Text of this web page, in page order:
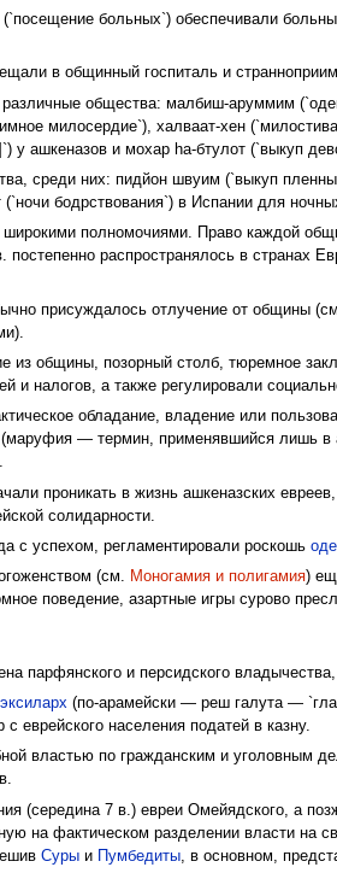
(`посещение больных`) обеспечивали
в общинный госпиталь и
общества: малбиш-аруммим
милосердие`), халваат-хен
у ашкеназов и мохар hа-бтулот (`выкуп
среди них: пидйон швуим (`выкуп
бодрствования`) в Испании для
полномочиями. Право каждой
постепенно распространялось в странах
присуждалось отлучение от общины
из общины, позорный столб, тюремное
и налогов, а также регулировали
обладание, владение или
(маруфия — термин, применявшийся лишь
проникать в жизнь ашкеназских
солидарности.
с успехом, регламентировали роскошь
(см. Моногамия и полигамия)
поведение, азартные игры сурово
парфянского и персидского
эксиларх (по-арамейски — реш галута —
еврейского населения податей в казну.
властью по гражданским и уголовным
(середина 7 в.) евреи Омейядского, а
на фактическом разделении власти на
Суры и Пумбедиты , в основном,